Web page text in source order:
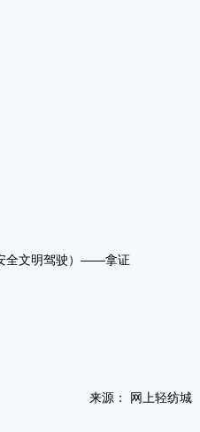
全文明驾驶）——拿证
来源： 网上轻纺城